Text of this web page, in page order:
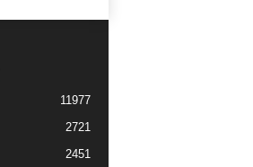
11977
2721
2451